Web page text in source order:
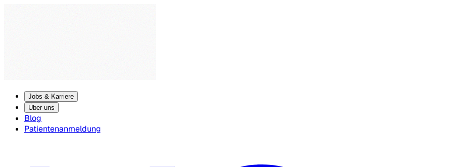
Jobs & Karriere
Über uns
Blog
Patientenanmeldung